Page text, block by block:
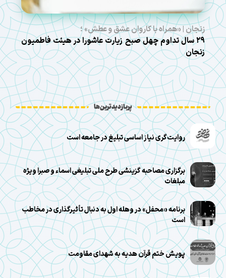
زنجان | «همراه با کاروان عشق و عطش» ؛
۲۹ سال تداوم چهل صبح زیارت عاشورا در هیئت فاطمیون
زنجان
پربازدیدترین‌ها
روایت‌گری نیاز اساسی تبلیغ در جامعه است
برگزاری مصاحبه گزینشی طرح ملی تبلیغی اسماء و صبرا ویژه
مبلغات
برنامه «محفل» در وهله اول به دنبال تأثیرگذاری در مخاطب
است
پویش ختم قرآن هدیه به شهدای مقاومت